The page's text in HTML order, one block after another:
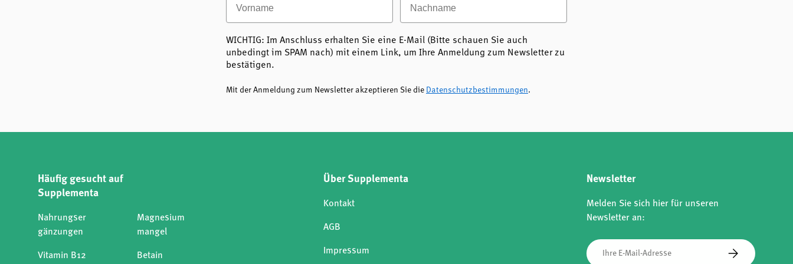
WICHTIG: Im Anschluss erhalten Sie eine E-Mail (Bitte schauen Sie auch
unbedingt im SPAM nach) mit einem Link, um Ihre Anmeldung zum Newsletter zu
bestätigen.
Mit der Anmeldung zum Newsletter akzeptieren Sie die Datenschutzbestimmungen.
Häufig gesucht auf
Supplementa
Nahrungser
gänzungen
Vitamin B12
Magnesium
mangel
Betain
Über Supplementa
Kontakt
AGB
Impressum
Newsletter
Melden Sie sich hier für unseren
Newsletter an:
E-Mail
Abonnieren